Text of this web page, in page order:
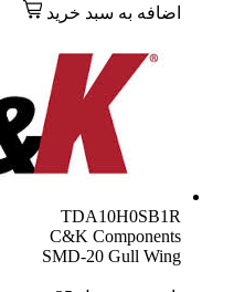
اضافه به سبد خرید
TDA10H0SB1R
C&K Components
SMD-20 Gull Wing